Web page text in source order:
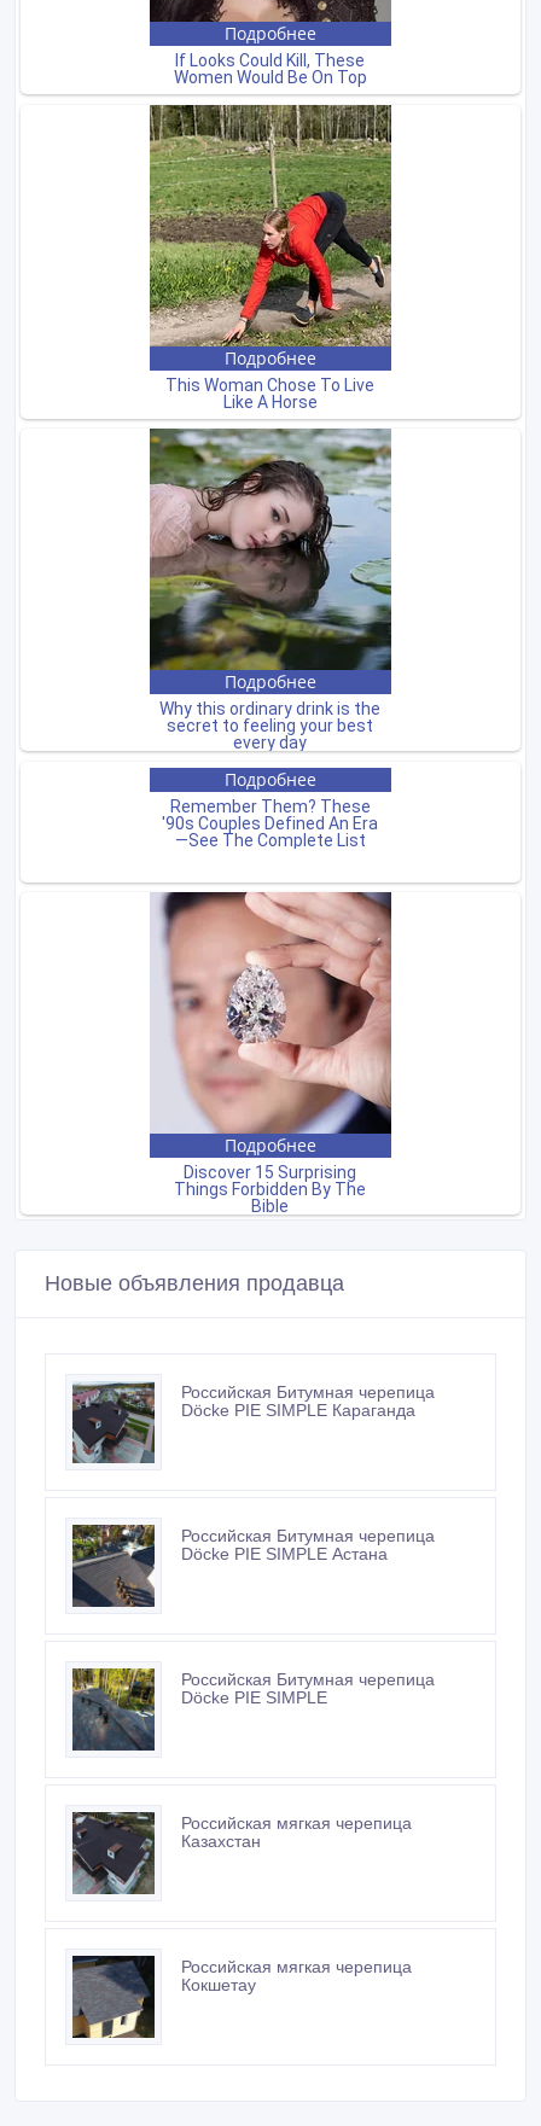
Новые объявления продавца
Российская Битумная черепица
Döcke PIE SIMPLE Караганда
Российская Битумная черепица
Döcke PIE SIMPLE Астана
Российская Битумная черепица
Döcke PIE SIMPLE
Российская мягкая черепица
Казахстан
Российская мягкая черепица
Кокшетау